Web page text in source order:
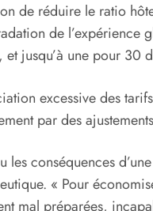
de réduire le ratio
de l’expérience
et jusqu’à une pour 30
excessive des
par des
les conséquences
« Pour
mal préparées,